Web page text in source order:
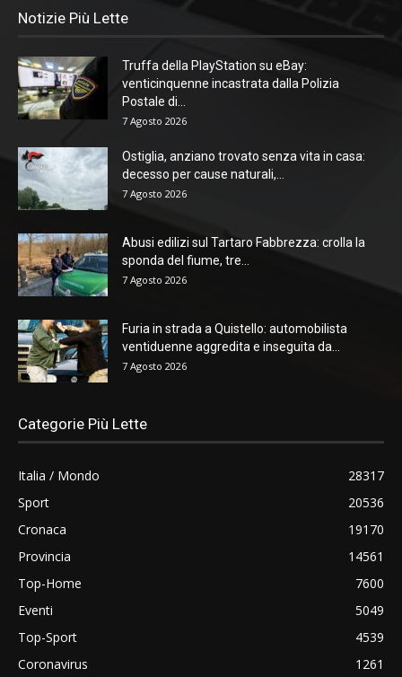
Notizie Più Lette
Truffa della PlayStation su eBay:
venticinquenne incastrata dalla Polizia
Postale di...
7 Agosto 2026
Ostiglia, anziano trovato senza vita in casa:
decesso per cause naturali,...
7 Agosto 2026
Abusi edilizi sul Tartaro Fabbrezza: crolla la
sponda del fiume, tre...
7 Agosto 2026
Furia in strada a Quistello: automobilista
ventiduenne aggredita e inseguita da...
7 Agosto 2026
Categorie Più Lette
Italia / Mondo
28317
Sport
20536
Cronaca
19170
Provincia
14561
Top-Home
7600
Eventi
5049
Top-Sport
4539
Coronavirus
1261